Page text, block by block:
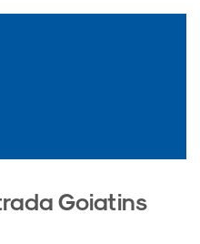
Goiatins